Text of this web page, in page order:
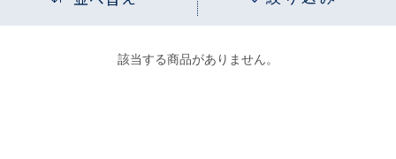
該当する商品がありません。